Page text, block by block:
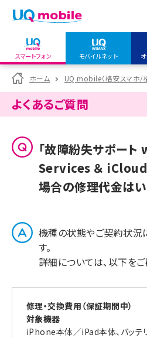
スマートフォン モバイルネット
my UQ WiMAX
UQ WiMAX ご契約の方
My UQ mobile
UQ mobile
データチャージサイト
UQ mobile
オンラインショップ
UQ WiMAX
UQ mobile
販売店舗
UQ WiMAX
ホーム UQ mobile（格安スマホ/
よくあるご質問
「故障紛失サポー
Services ＆
場合の修理代金はい
機種の状態やご契約状況
す。
詳細については、以下をご
修理・交換費用（保証期間中）
対象機器
iPhone本体／iPad本体、バッテ